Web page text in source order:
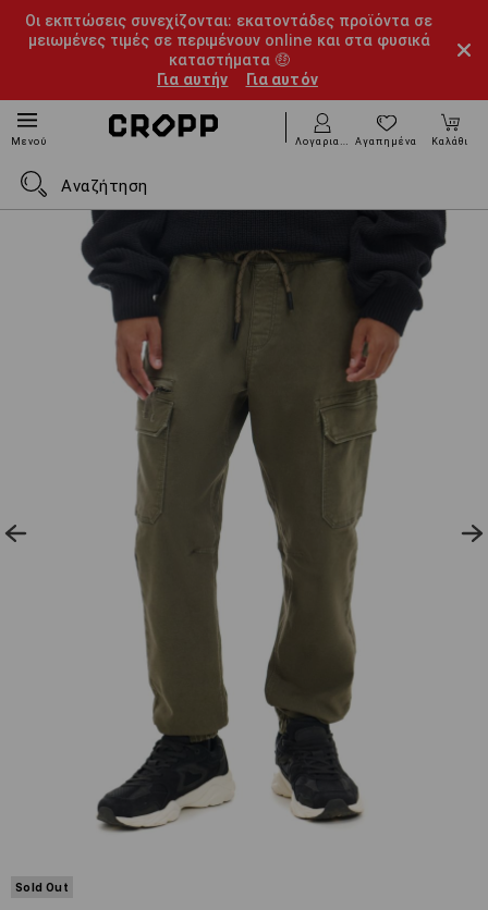
Οι εκπτώσεις συνεχίζονται: εκατοντάδες προϊόντα σε
μειωμένες τιμές σε περιμένουν online και στα φυσικά
καταστήματα 🤑
Για αυτήν
Για αυτόν
Μενού ΛογαριασμόςΑγαπημένα Καλάθι
Sold Out